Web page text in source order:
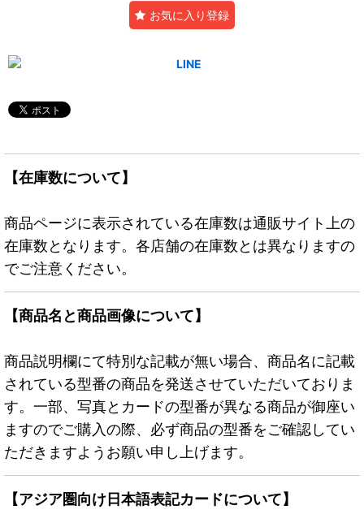
お気に入り登録
【在庫数について】
商品ページに表示されている在庫数は通販サイト上の
在庫数となります。各店舗の在庫数とは異なりますの
でご注意ください。
【商品名と商品画像について】
商品説明欄にて特別な記載が無い場合、商品名に記載
されている型番の商品を発送させていただいておりま
す。一部、写真とカードの型番が異なる商品が御座い
ますのでご購入の際、必ず商品の型番をご確認してい
ただきますようお願い申し上げます。
【アジア圏向け日本語表記カードについて】